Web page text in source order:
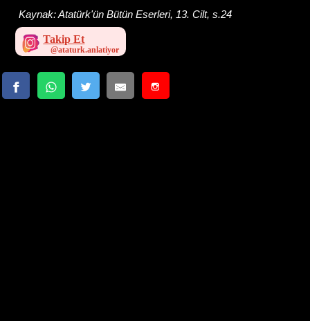
Kaynak:Atatürk'ün Bütün Eserleri, 13. Cilt, s.24
Takip Et